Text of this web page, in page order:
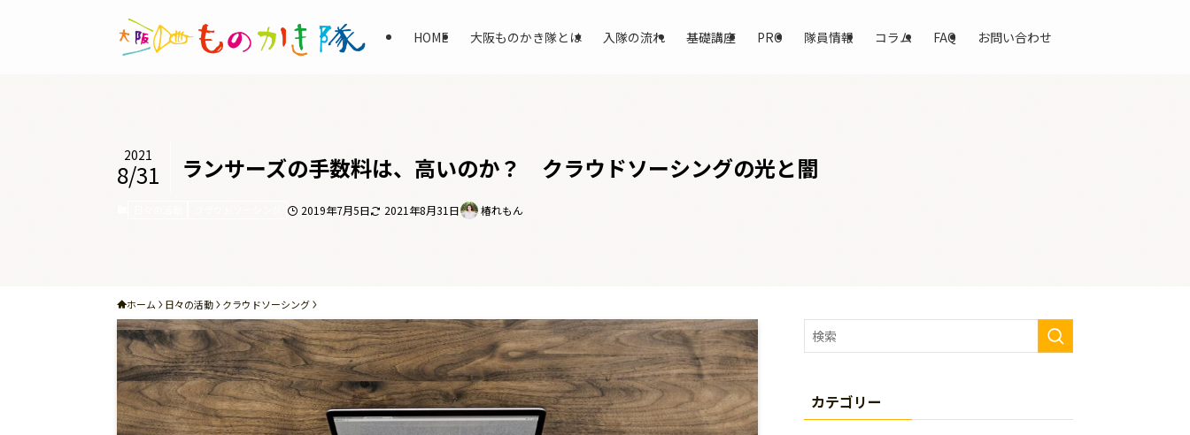
HOME 大阪ものかき隊とは 入隊の流れ 基礎講座 PRO 隊員情報 コラム FAQ お問い合わせ
ランサーズの手数料は、高いのか？ クラウドソーシングの光と闇
2021
8/31
2019年7月5日 2021年8月31日 椿れもん
ホーム 日々の活動 クラウドソーシング
カテゴリー